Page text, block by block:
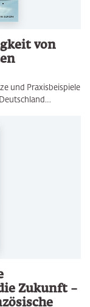
von
und Praxisbeispiele
Zukunft –